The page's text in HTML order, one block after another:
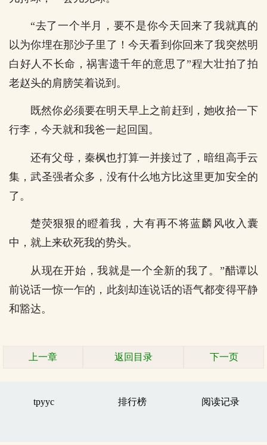
“去了一个半月，要不是你今天回来了我就真的
以为你埋在那沙子里了！今天看到你回来了我突然明
白好人不长命，祸害遗千年的意思了”程大壮拍了拍
老赵头的肩膀笑着说到。
既然你必须要在明天早上之前赶到，她收拾一下
行李，今天就和我爸一起回国。
还有父母，秦枫也打算一并接过了，暗组高手云
集，武圣强者众多，没有什么地方比这里更加安全的
了。
楚荧狠狠的瞪着我，大有再不将蓝麟风收入囊
中，就上来砍死我的势头。
从现在开始，我就是一个全新的我了。”醋谭以
前说话一惊一乍的，此刻却连说话的语气都变得平静
和豁达。
上一章 返回目录 下一页
tpyyc 排行榜 阅读记录